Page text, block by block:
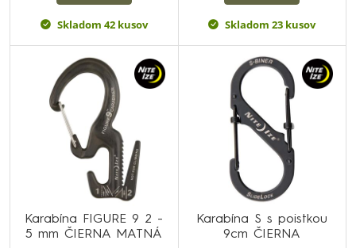
Skladom 42 kusov Skladom 23 kusov
Karabína FIGURE 9 2 -
5 mm ČIERNA MATNÁ
Karabína S s poistkou
9cm ČIERNA